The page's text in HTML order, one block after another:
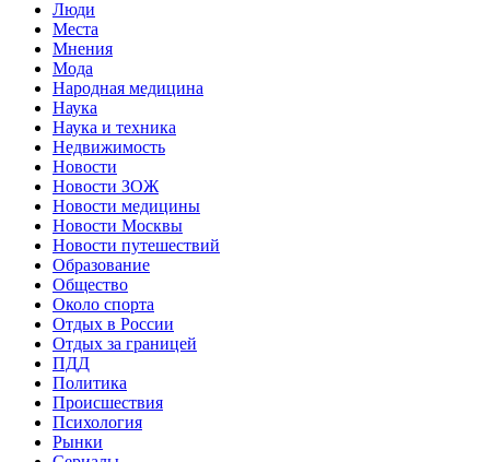
Люди
Места
Мнения
Мода
Народная медицина
Наука
Наука и техника
Недвижимость
Новости
Новости ЗОЖ
Новости медицины
Новости Москвы
Новости путешествий
Образование
Общество
Около спорта
Отдых в России
Отдых за границей
ПДД
Политика
Происшествия
Психология
Рынки